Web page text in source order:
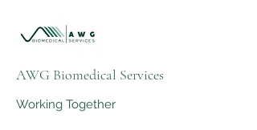
AWG Biomedical Services
Working Together